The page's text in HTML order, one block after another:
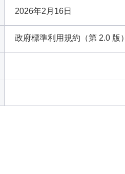
2026年2月16日
政府標準利用規約（第 2.0 版）